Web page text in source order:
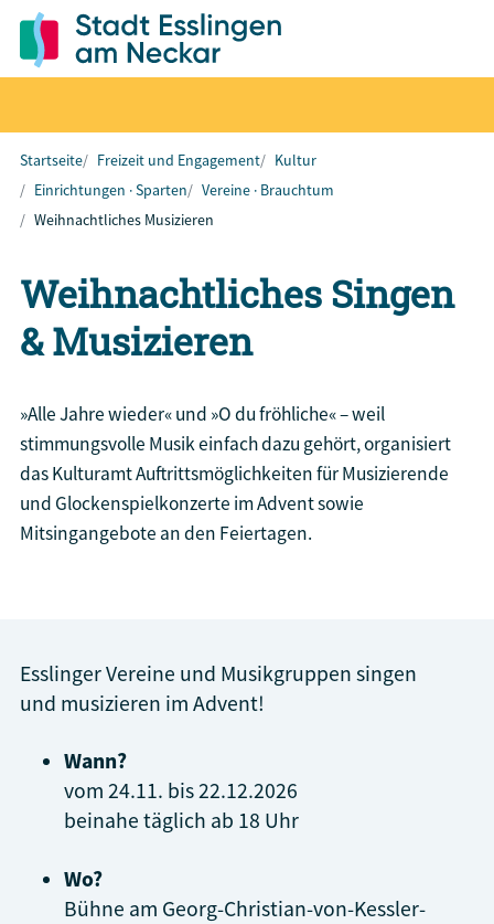
Startseite Freizeit und Engagement
Kultur
Einrichtungen · Sparten
Vereine · Brauchtum
Weihnachtliches Musizieren
Weihnachtliches Singen
& Musizieren
»Alle Jahre wieder« und »O du fröhliche« – weil
stimmungsvolle Musik einfach dazu gehört, organisiert
das Kulturamt Auftrittsmöglichkeiten für Musizierende
und Glockenspielkonzerte im Advent sowie
Mitsingangebote an den Feiertagen.
Esslinger Vereine und Musikgruppen singen
und musizieren im Advent!
Wann?
vom 24.11. bis 22.12.2026
beinahe täglich ab 18 Uhr
Wo?
Bühne am Georg-Christian-von-Kessler-